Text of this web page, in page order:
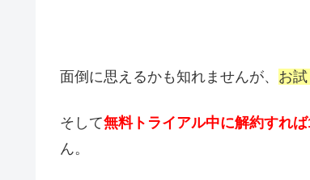
面倒に思えるかも知れませんが、 お
そして無料トライアル中に解約すれ
ん。